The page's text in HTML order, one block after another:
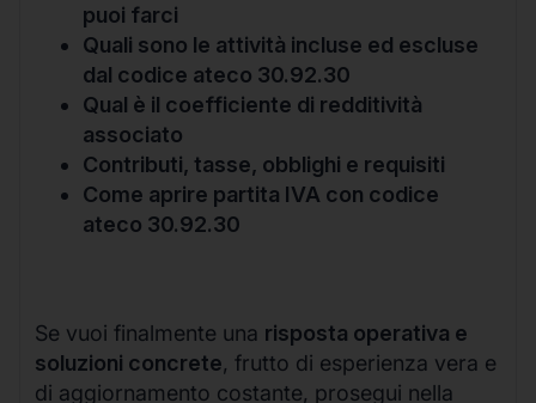
puoi farci
Quali sono le attività incluse ed escluse
dal codice ateco 30.92.30
Qual è il coefficiente di redditività
associato
Contributi, tasse, obblighi e requisiti
Come aprire partita IVA con codice
ateco 30.92.30
Se vuoi finalmente una risposta operativa e
soluzioni concrete, frutto di esperienza vera e
di aggiornamento costante, prosegui nella